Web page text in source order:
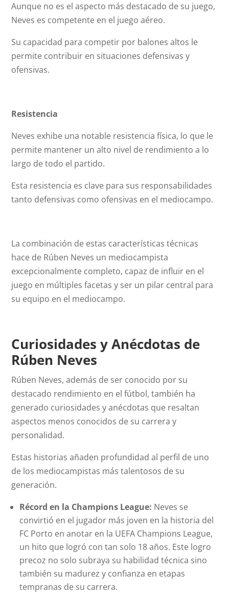
Aunque no es el aspecto más destacado de su juego,
Neves es competente en el juego aéreo.
Su capacidad para competir por balones altos le
permite contribuir en situaciones defensivas y
ofensivas.
Resistencia
Neves exhibe una notable resistencia física, lo que le
permite mantener un alto nivel de rendimiento a lo
largo de todo el partido.
Esta resistencia es clave para sus responsabilidades
tanto defensivas como ofensivas en el mediocampo.
La combinación de estas características técnicas
hace de Rúben Neves un mediocampista
excepcionalmente completo, capaz de influir en el
juego en múltiples facetas y ser un pilar central para
su equipo en el mediocampo.
Curiosidades y Anécdotas de
Rúben Neves
Rúben Neves, además de ser conocido por su
destacado rendimiento en el fútbol, también ha
generado curiosidades y anécdotas que resaltan
aspectos menos conocidos de su carrera y
personalidad.
Estas historias añaden profundidad al perfil de uno
de los mediocampistas más talentosos de su
generación.
Récord en la Champions League: Neves se
convirtió en el jugador más joven en la historia del
FC Porto en anotar en la UEFA Champions League,
un hito que logró con tan solo 18 años. Este logro
precoz no solo subraya su habilidad técnica sino
también su madurez y confianza en etapas
tempranas de su carrera.